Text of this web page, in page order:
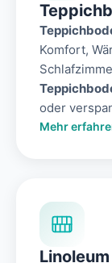
Komfort,
oder
Mehr